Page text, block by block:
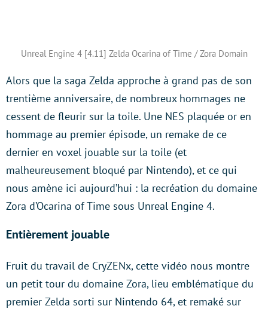
Unreal Engine 4 [4.11] Zelda Ocarina of Time / Zora Domain
Alors que la saga Zelda approche à grand pas de son
trentième anniversaire, de nombreux hommages ne
cessent de fleurir sur la toile. Une NES plaquée or en
hommage au premier épisode, un remake de ce
dernier en voxel jouable sur la toile (et
malheureusement bloqué par Nintendo), et ce qui
nous amène ici aujourd’hui : la recréation du domaine
Zora d’Ocarina of Time sous Unreal Engine 4.
Entièrement jouable
Fruit du travail de CryZENx, cette vidéo nous montre
un petit tour du domaine Zora, lieu emblématique du
premier Zelda sorti sur Nintendo 64, et remaké sur